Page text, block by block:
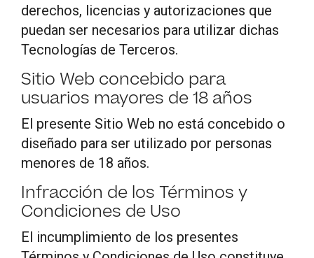
derechos, licencias y autorizaciones que
puedan ser necesarios para utilizar dichas
Tecnologías de Terceros.
Sitio Web concebido para
usuarios mayores de 18 años
El presente Sitio Web no está concebido o
diseñado para ser utilizado por personas
menores de 18 años.
Infracción de los Términos y
Condiciones de Uso
El incumplimiento de los presentes